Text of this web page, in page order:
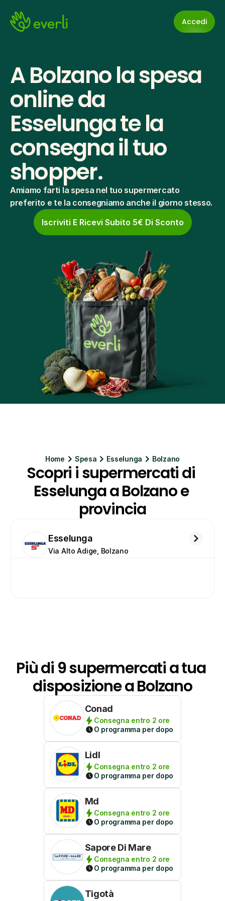
Accedi
A Bolzano la spesa
online da
Esselunga te la
consegna il tuo
shopper.
Amiamo farti la spesa nel tuo supermercato
preferito e te la consegniamo anche il giorno stesso.
Iscriviti E Ricevi Subito 5€ Di Sconto
Home Spesa Esselunga Bolzano
Scopri i supermercati di
Esselunga a Bolzano e
provincia
Esselunga
Via Alto Adige, Bolzano
Più di 9 supermercati a tua
disposizione a Bolzano
Conad
Consegna entro 2 ore
O programma per dopo
Lidl
Consegna entro 2 ore
O programma per dopo
Md
Consegna entro 2 ore
O programma per dopo
Sapore Di Mare
Consegna entro 2 ore
O programma per dopo
Tigotà